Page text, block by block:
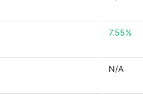
7.55%
N/A